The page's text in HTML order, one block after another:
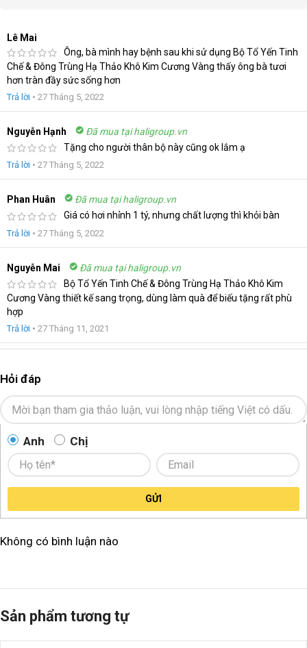
Lê Mai
Ông, bà mình hay bệnh sau khi sử dụng Bộ Tổ Yến Tinh
Chế & Đông Trùng Hạ Thảo Khô Kim Cương Vàng thấy ông bà tươi
hơn tràn đầy sức sống hơn
Trả lời • 27 Tháng 5, 2022
Nguyễn Hạnh
Đã mua tại haligroup.vn
Tặng cho người thân bộ này cũng ok lắm ạ
Trả lời • 27 Tháng 5, 2022
Phan Huân
Đã mua tại haligroup.vn
Giá có hơi nhỉnh 1 tý, nhưng chất lượng thì khỏi bàn
Trả lời • 27 Tháng 5, 2022
Nguyễn Mai
Đã mua tại haligroup.vn
Bộ Tổ Yến Tinh Chế & Đông Trùng Hạ Thảo Khô Kim
Cương Vàng thiết kế sang trọng, dùng làm quà để biếu tặng rất phù
hợp
Trả lời • 27 Tháng 11, 2021
Hỏi đáp
Anh Chị
GỬI
Không có bình luận nào
Sản phẩm tương tự